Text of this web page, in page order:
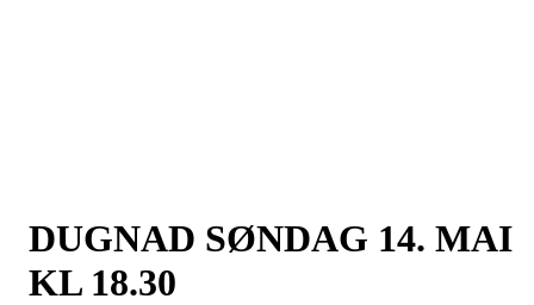
DUGNAD SØNDAG 14. MAI
KL 18.30